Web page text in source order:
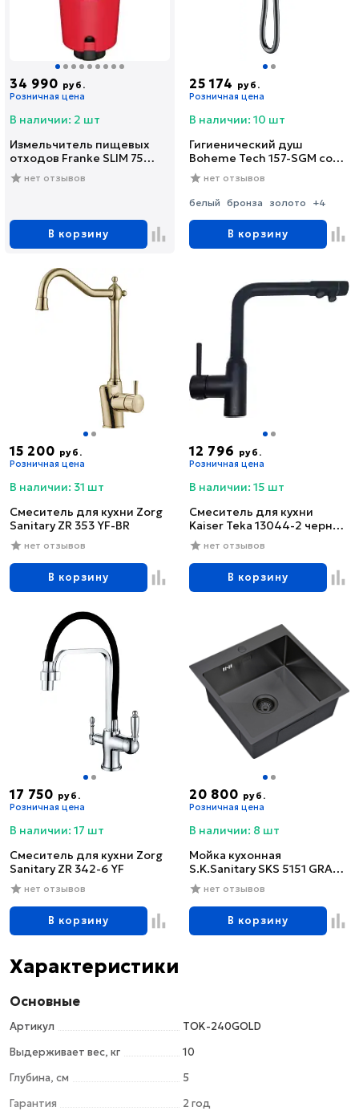
34 990 руб.
Розничная цена
В наличии: 2 шт
Измельчитель пищевых
отходов Franke SLIM 75
(134.0715.096)
нет отзывов
В корзину
25 174 руб.
Розничная цена
В наличии: 10 шт
Гигиенический душ
Boheme Tech 157-SGM со
смесителем, С
ВНУТРЕННЕЙ ЧАСТЬЮ,
shine gun metal
нет отзывов
белый бронза золото +4
В корзину
15 200 руб.
Розничная цена
В наличии: 31 шт
Смеситель для кухни Zorg
Sanitary ZR 353 YF-BR
нет отзывов
В корзину
12 796 руб.
Розничная цена
В наличии: 15 шт
Смеситель для кухни
Kaiser Teka 13044-2 черный
глянцевый
нет отзывов
В корзину
17 750 руб.
Розничная цена
В наличии: 17 шт
Смеситель для кухни Zorg
Sanitary ZR 342-6 YF
нет отзывов
В корзину
20 800 руб.
Розничная цена
В наличии: 8 шт
Мойка кухонная
S.K.Sanitary SKS 5151 GRAFIT
с сифоном
нет отзывов
В корзину
Характеристики
Основные
Артикул
TOK-240GOLD
Выдерживает вес, кг
10
Глубина, см
5
Гарантия
2 год